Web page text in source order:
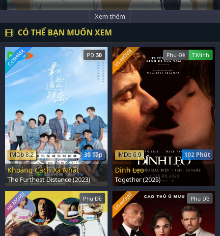
Xem thêm
CÓ THỂ BẠN MUỐN XEM
PD. 30
30 Tập
IMDb 8.2
C-DRAMA
Khoảng Cách Xa Nhất
The Furthest Distance (2023)
Phụ Đề T.Minh
102 Phút
IMDb 6.9
US-MOVIE
Dính Lẹo
Together (2025)
Phụ Đề
HK-MOVIE Phụ Đề
US-MOVIE